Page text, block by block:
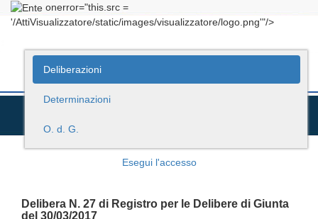
onerror="this.src =
'/AttiVisualizzatore/static/images/visualizzatore/logo.png'"/>
Deliberazioni
Determinazioni
O. d. G.
Esegui l'accesso
Delibera N. 27 di Registro per le Delibere di Giunta
del 30/03/2017